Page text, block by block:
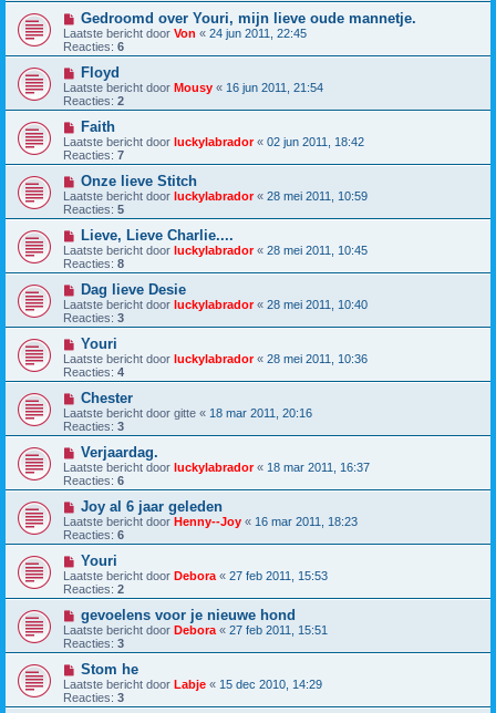
Gedroomd over Youri, mijn lieve oude mannetje.
Laatste bericht door Von « 24 jun 2011, 22:45
Reacties: 6
Floyd
Laatste bericht door Mousy « 16 jun 2011, 21:54
Reacties: 2
Faith
Laatste bericht door luckylabrador« 02 jun 2011, 18:42
Reacties: 7
Onze lieve Stitch
Laatste bericht door luckylabrador« 28 mei 2011, 10:59
Reacties: 5
Lieve, Lieve Charlie....
Laatste bericht door luckylabrador« 28 mei 2011, 10:45
Reacties: 8
Dag lieve Desie
Laatste bericht door luckylabrador« 28 mei 2011, 10:40
Reacties: 3
Youri
Laatste bericht door luckylabrador« 28 mei 2011, 10:36
Reacties: 4
Chester
Laatste bericht door gitte « 18 mar 2011, 20:16
Reacties: 3
Verjaardag.
Laatste bericht door luckylabrador« 18 mar 2011, 16:37
Reacties: 6
Joy al 6 jaar geleden
Laatste bericht door Henny--Joy « 16 mar 2011, 18:23
Reacties: 6
Youri
Laatste bericht door Debora « 27 feb 2011, 15:53
Reacties: 2
gevoelens voor je nieuwe hond
Laatste bericht door Debora « 27 feb 2011, 15:51
Reacties: 3
Stom he
Laatste bericht door Labje « 15 dec 2010, 14:29
Reacties: 3